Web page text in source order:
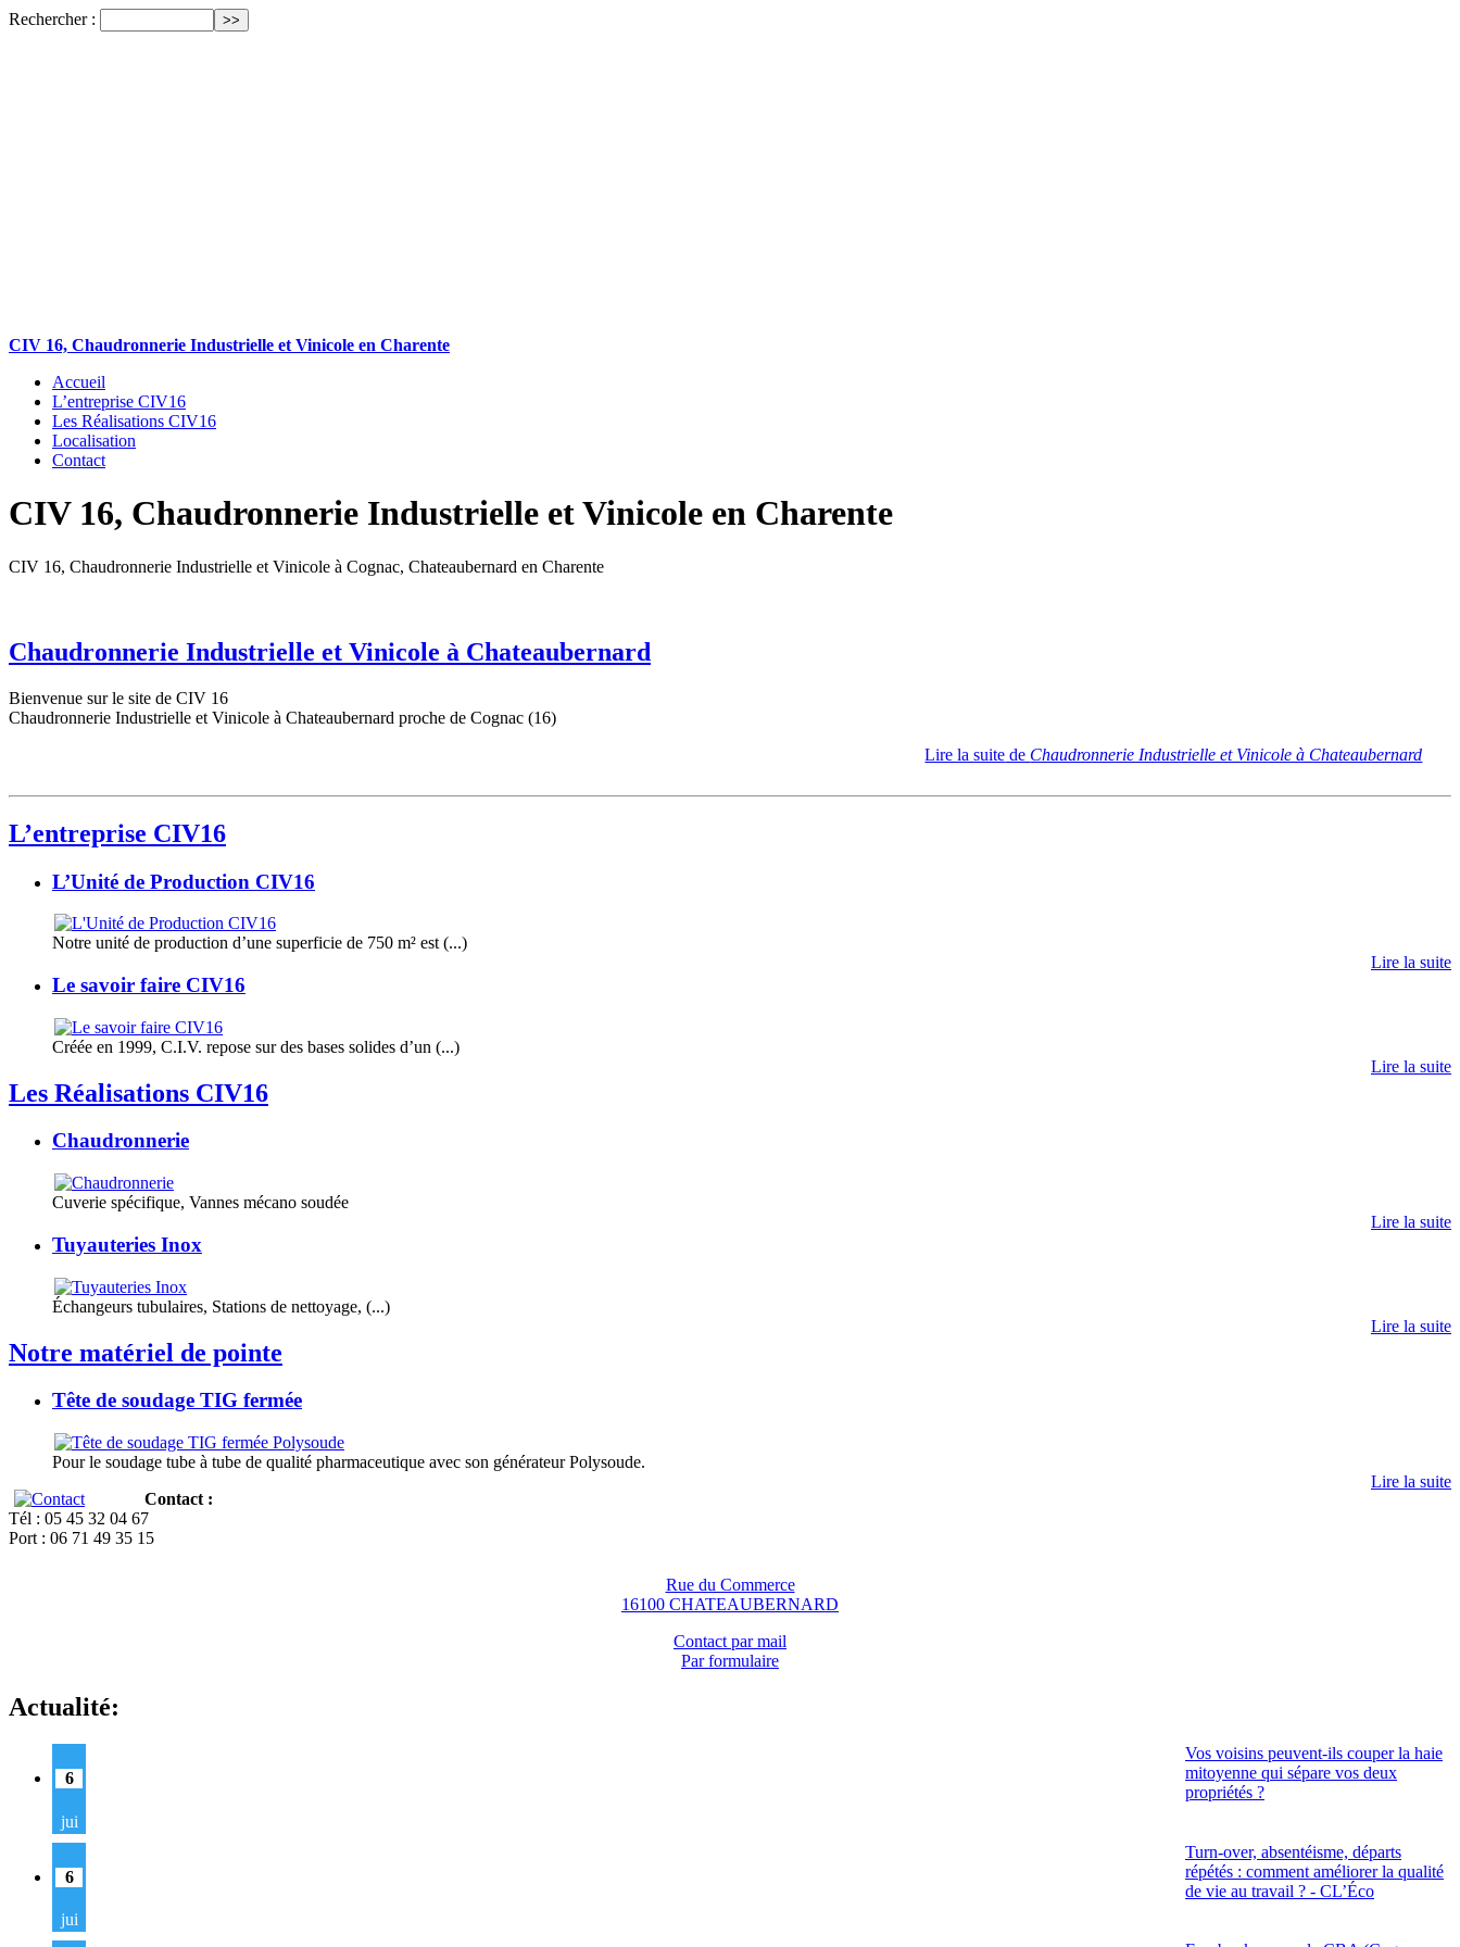
Rechercher :
CIV 16, Chaudronnerie Industrielle et Vinicole en Charente
Accueil
L’entreprise CIV16
Les Réalisations CIV16
Localisation
Contact
CIV 16, Chaudronnerie Industrielle et Vinicole en Charente
CIV 16, Chaudronnerie Industrielle et Vinicole à Cognac, Chateaubernard en Charente
Chaudronnerie Industrielle et Vinicole à Chateaubernard
Bienvenue sur le site de CIV 16
Chaudronnerie Industrielle et Vinicole à Chateaubernard proche de Cognac (16)
Lire la suite de Chaudronnerie Industrielle et Vinicole à Chateaubernard
L’entreprise CIV16
L’Unité de Production CIV16
Notre unité de production d’une superficie de 750 m² est (...)
Lire la suite
Le savoir faire CIV16
Créée en 1999, C.I.V. repose sur des bases solides d’un (...)
Lire la suite
Les Réalisations CIV16
Chaudronnerie
Cuverie spécifique, Vannes mécano soudée
Lire la suite
Tuyauteries Inox
Échangeurs tubulaires, Stations de nettoyage, (...)
Lire la suite
Notre matériel de pointe
Tête de soudage TIG fermée
Pour le soudage tube à tube de qualité pharmaceutique avec son générateur Polysoude.
Lire la suite
Contact :
Tél : 05 45 32 04 67
Port : 06 71 49 35 15
Rue du Commerce
16100 CHATEAUBERNARD
Contact par mail
Par formulaire
Actualité:
Vos voisins peuvent-ils couper la haie
mitoyenne qui sépare vos deux
propriétés ?
6
jui
Turn-over, absentéisme, départs
répétés : comment améliorer la qualité
de vie au travail ? - CL’Éco
6
jui